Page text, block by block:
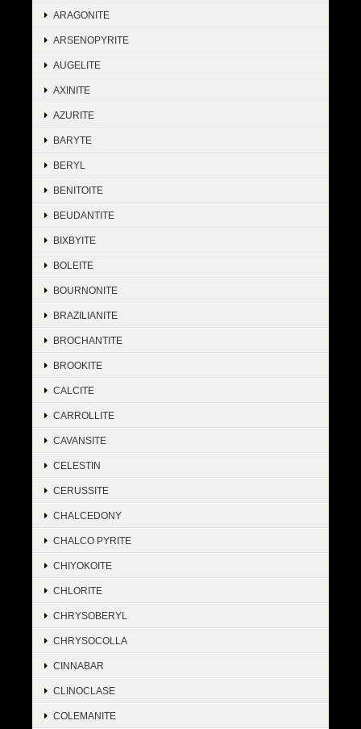
ARAGONITE
ARSENOPYRITE
AUGELITE
AXINITE
AZURITE
BARYTE
BERYL
BENITOITE
BEUDANTITE
BIXBYITE
BOLEITE
BOURNONITE
BRAZILIANITE
BROCHANTITE
BROOKITE
CALCITE
CARROLLITE
CAVANSITE
CELESTIN
CERUSSITE
CHALCEDONY
CHALCO PYRITE
CHIYOKOITE
CHLORITE
CHRYSOBERYL
CHRYSOCOLLA
CINNABAR
CLINOCLASE
COLEMANITE